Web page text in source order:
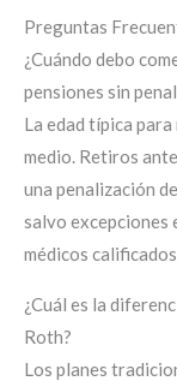
Preguntas
¿Cuándo debo
pensiones sin
La edad típica
medio. Retiros
una penalización
salvo excepciones
médicos
¿Cuál es la
Roth?
Los planes